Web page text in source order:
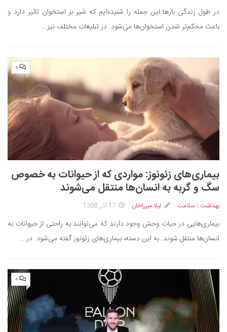
در طول زندگی بارها این جمله را شنیده‌ایم که شیر بر استخوان تاثیر دارد و
باعث محکم‌تر شدن استخوان‌ها می‌شود. در تبلیغات مختلف نیز...
۰
بیماری‌های زئونوز: مواردی که از حیوانات به خصوص
سگ و گربه به انسان‌ها منتقل می‌شوند
بهداشت /سلامت لیلا میرزاخان 17 آذر, 1398
بیماری‌هایی در حیات وحش وجود دارند که می‌توانند به راحتی از حیوانات به
انسان‌ها منتقل شوند. به این دسته، بیماری‌های زئونوز گفته می‌شود. در...
۰